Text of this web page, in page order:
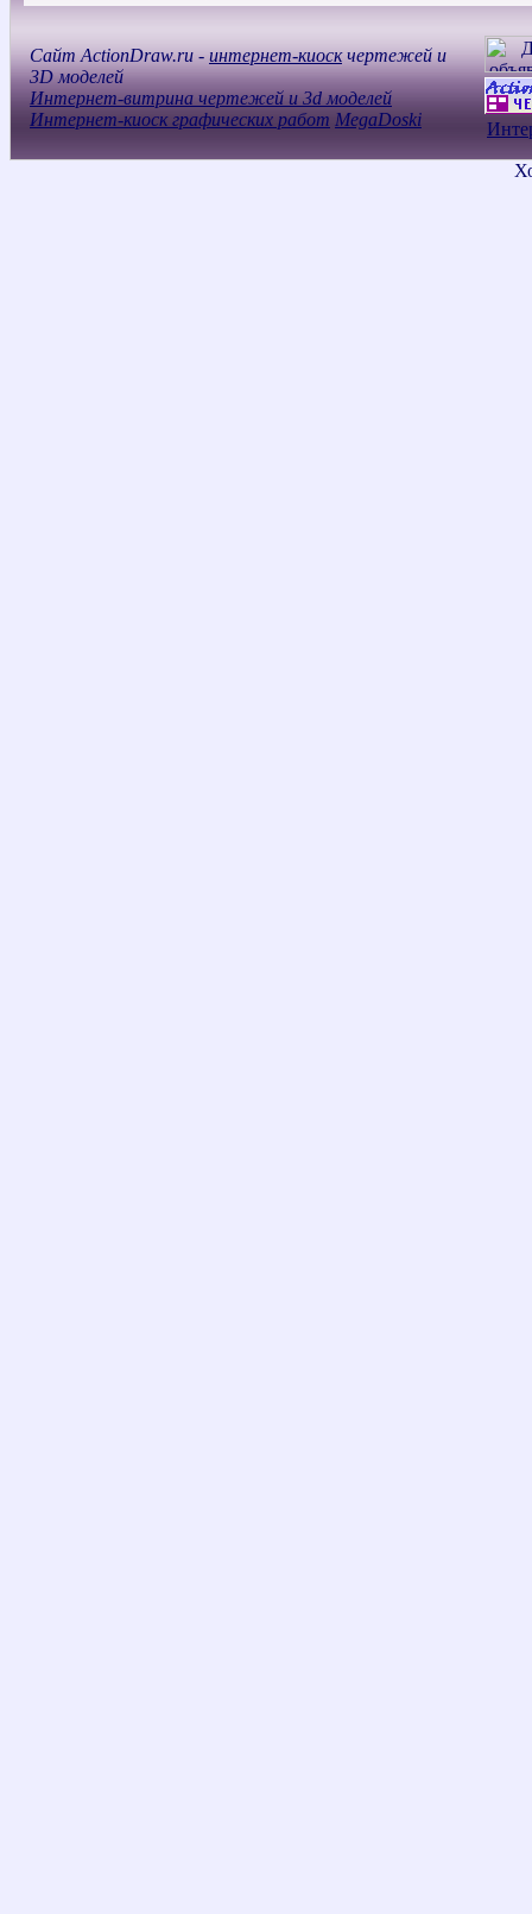
Сайт ActionDraw.ru -интернет-киоскчертежей и
3D моделей
Интернет-витрина чертежей и 3d моделей
Интернет-киоск графических работ MegaDoski